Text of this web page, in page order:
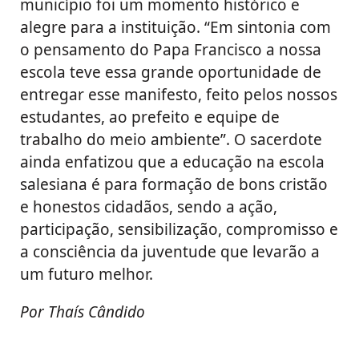
município foi um momento histórico e
alegre para a instituição. “Em sintonia com
o pensamento do Papa Francisco a nossa
escola teve essa grande oportunidade de
entregar esse manifesto, feito pelos nossos
estudantes, ao prefeito e equipe de
trabalho do meio ambiente”. O sacerdote
ainda enfatizou que a educação na escola
salesiana é para formação de bons cristão
e honestos cidadãos, sendo a ação,
participação, sensibilização, compromisso e
a consciência da juventude que levarão a
um futuro melhor.
Por Thaís Cândido